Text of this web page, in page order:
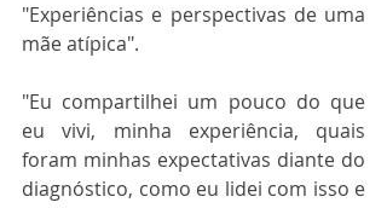
"Experiências e perspectivas de uma
mãe atípica".
"Eu compartilhei um pouco do que
eu vivi, minha experiência, quais
foram minhas expectativas diante do
diagnóstico, como eu lidei com isso e